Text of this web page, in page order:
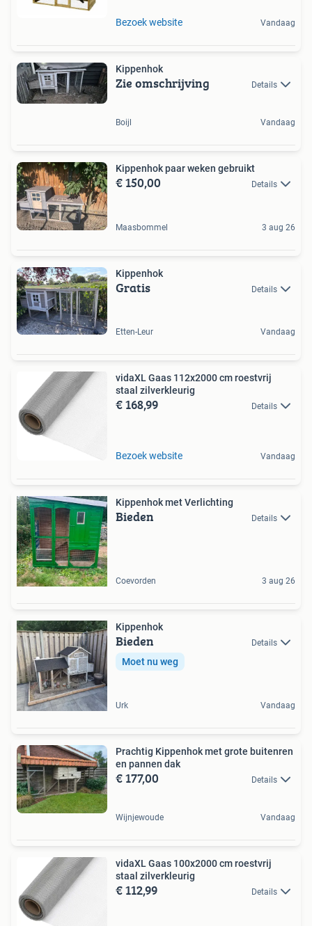
Bezoek website Vandaag
Kippenhok
Zie omschrijving Details
Boijl Vandaag
Kippenhok paar weken gebruikt
€ 150,00 Details
Maasbommel 3 aug 26
Kippenhok
Gratis Details
Etten-Leur Vandaag
vidaXL Gaas 112x2000 cm roestvrij
staal zilverkleurig
€ 168,99 Details
Bezoek website Vandaag
Kippenhok met Verlichting
Bieden Details
Coevorden 3 aug 26
Kippenhok
Bieden Details
Moet nu weg
Urk Vandaag
Prachtig Kippenhok met grote buitenren
en pannen dak
€ 177,00 Details
Wijnjewoude Vandaag
vidaXL Gaas 100x2000 cm roestvrij
staal zilverkleurig
€ 112,99 Details